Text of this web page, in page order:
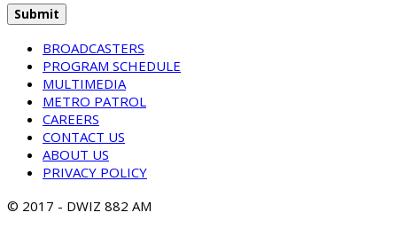
BROADCASTERS
PROGRAM SCHEDULE
MULTIMEDIA
METRO PATROL
CAREERS
CONTACT US
ABOUT US
PRIVACY POLICY
© 2017 - DWIZ 882 AM